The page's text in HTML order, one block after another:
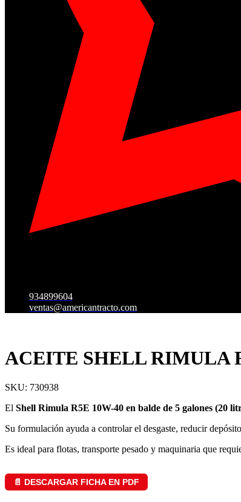
934899604
ventas@americantracto.com
ACEITE SHELL RIMULA
SKU: 730938
El Shell Rimula R5E 10W-40 en balde de 5 galones (20
Su formulación ayuda a controlar el desgaste, reducir
Es ideal para flotas, transporte pesado y maquinaria que
📄 DESCARGAR FICHA EN PDF